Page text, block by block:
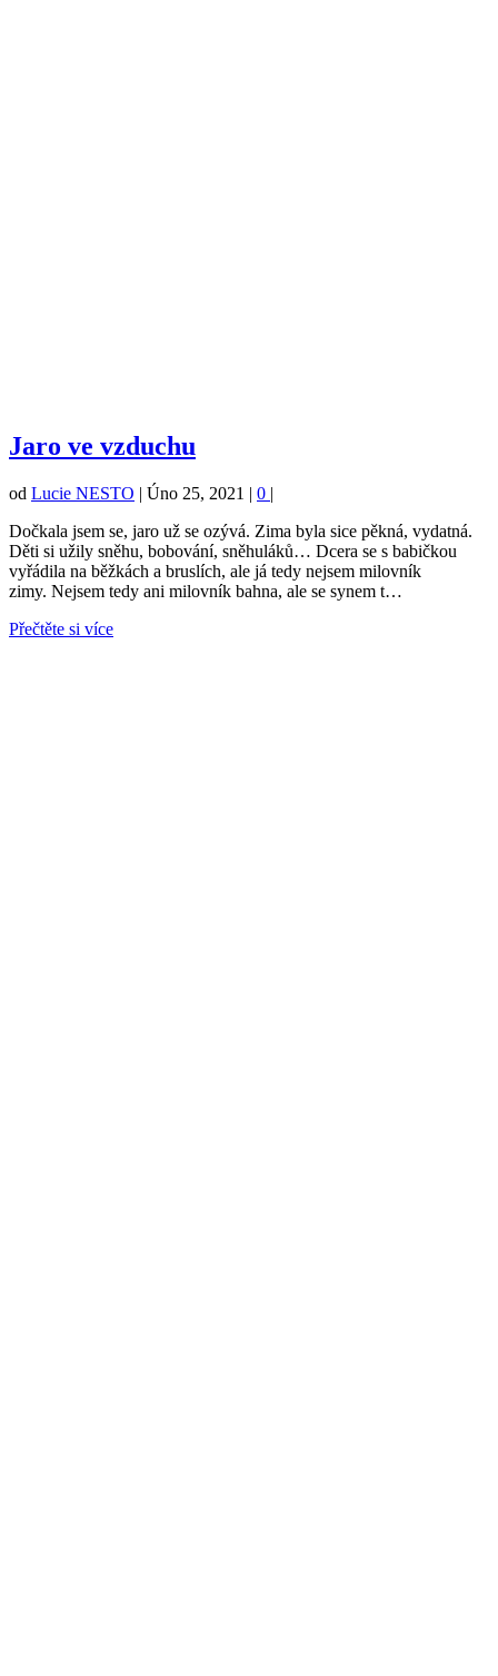
Jaro ve vzduchu
od Lucie NESTO | Úno 25, 2021 | 0 |
Dočkala jsem se, jaro už se ozývá. Zima byla sice pěkná, vydatná.
Děti si užily sněhu, bobování, sněhuláků… Dcera se s babičkou
vyřádila na běžkách a bruslích, ale já tedy nejsem milovník
zimy. Nejsem tedy ani milovník bahna, ale se synem t…
Přečtěte si více